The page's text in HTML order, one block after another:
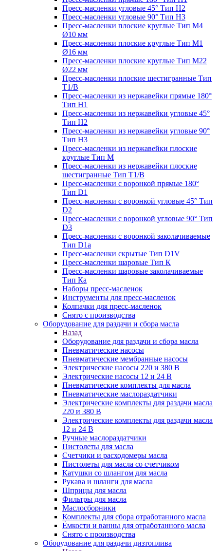
Пресс-масленки угловые 45° Тип H2
Пресс-масленки угловые 90° Тип H3
Пресс-масленки плоские круглые Тип M4
Ø10 мм
Пресс-масленки плоские круглые Тип M1
Ø16 мм
Пресс-масленки плоские круглые Тип M22
Ø22 мм
Пресс-масленки плоские шестигранные Тип
T1/B
Пресс-масленки из нержавейки прямые 180°
Тип H1
Пресс-масленки из нержавейки угловые 45°
Тип H2
Пресс-масленки из нержавейки угловые 90°
Тип H3
Пресс-масленки из нержавейки плоские
круглые Тип M
Пресс-масленки из нержавейки плоские
шестигранные Тип T1/B
Пресс-масленки с воронкой прямые 180°
Тип D1
Пресс-масленки с воронкой угловые 45° Тип
D2
Пресс-масленки с воронкой угловые 90° Тип
D3
Пресс-масленки с воронкой заколачиваемые
Тип D1a
Пресс-масленки скрытые Тип D1V
Пресс-масленки шаровые Тип К
Пресс-масленки шаровые заколачиваемые
Тип Кa
Наборы пресс-масленок
Инструменты для пресс-масленок
Колпачки для пресс-масленок
Снято с производства
Оборудование для раздачи и сбора масла
Назад
Оборудование для раздачи и сбора масла
Пневматические насосы
Пневматические мембранные насосы
Электрические насосы 220 и 380 В
Электрические насосы 12 и 24 В
Пневматические комплекты для масла
Пневматические маслораздатчики
Электрические комплекты для раздачи масла
220 и 380 В
Электрические комплекты для раздачи масла
12 и 24 В
Ручные маслораздатчики
Пистолеты для масла
Счетчики и расходомеры масла
Пистолеты для масла со счетчиком
Катушки со шлангом для масла
Рукава и шланги для масла
Шприцы для масла
Фильтры для масла
Маслосборники
Комплекты для сбора отработанного масла
Ёмкости и ванны для отработанного масла
Снято с производства
Оборудование для раздачи дизтоплива